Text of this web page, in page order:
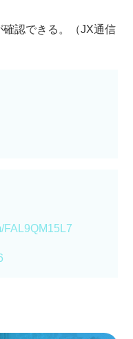
認できる。（JX通信
FAL9QM15L7